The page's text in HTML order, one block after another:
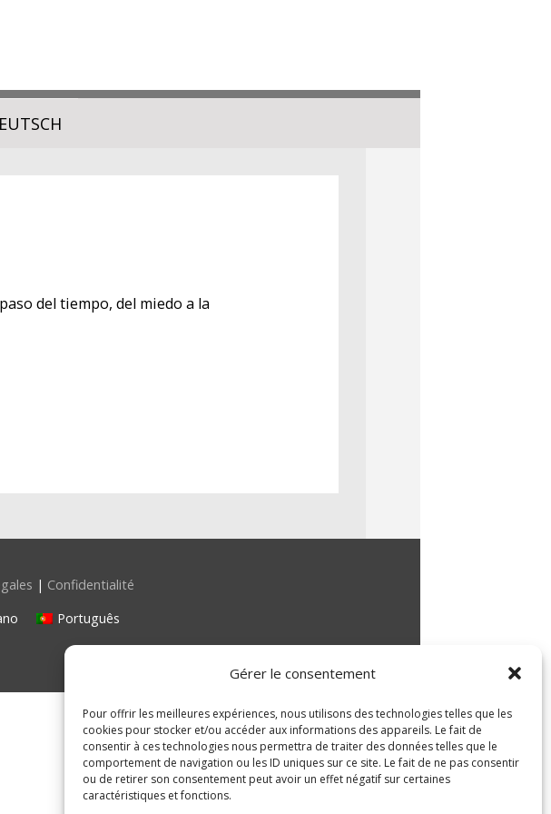
Gérer le consentement
Pour offrir les meilleures expériences, nous utilisons des technologies telles que les
cookies pour stocker et/ou accéder aux informations des appareils. Le fait de
consentir à ces technologies nous permettra de traiter des données telles que le
comportement de navigation ou les ID uniques sur ce site. Le fait de ne pas consentir
ou de retirer son consentement peut avoir un effet négatif sur certaines
caractéristiques et fonctions.
del tiempo, del miedo a la
| Confidentialité
Português